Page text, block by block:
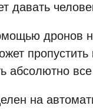
давать
дронов
абсолютно
на